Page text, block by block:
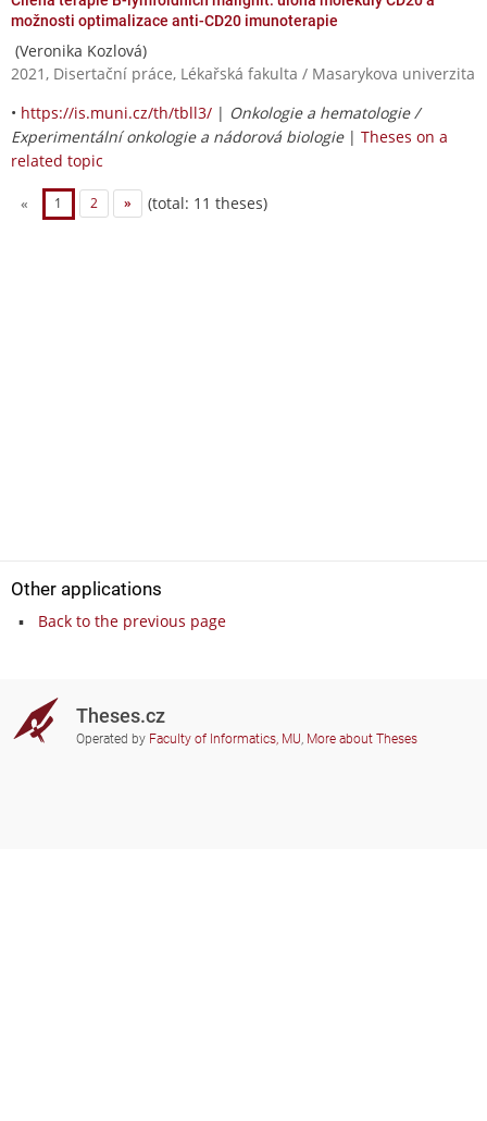
možnosti optimalizace anti-CD20 imunoterapie
(Veronika Kozlová)
2021, Disertační práce, Lékařská fakulta / Masarykova univerzita
• https://is.muni.cz/th/tbll3/ | Onkologie a hematologie /
Experimentální onkologie a nádorová biologie| Theses on a
related topic
« 1 2 » (total: 11 theses)
Other applications
Back to the previous page
Theses.cz
Operated by Faculty of Informatics, MU, More about Theses